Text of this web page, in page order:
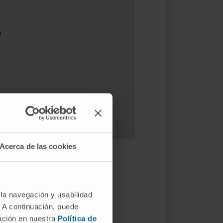
Acerca de las cookies
navegación y usabilidad
continuación, puede
en nuestra Política de
(CAM) ou no acetábulo